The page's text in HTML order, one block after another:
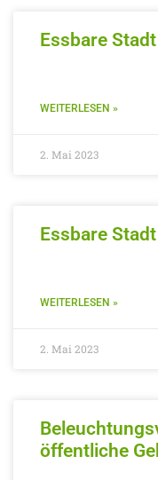
Essbare
WEITERLESEN »
2. Mai 2023
Essbare
WEITERLESEN »
2. Mai 2023
öffentliche